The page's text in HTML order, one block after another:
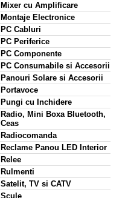
Mixer cu Amplificare
Montaje Electronice
PC Cabluri
PC Periferice
PC Componente
PC Consumabile si Accesorii
Panouri Solare si Accesorii
Portavoce
Pungi cu Inchidere
Radio, Mini Boxa Bluetooth,
Ceas
Radiocomanda
Reclame Panou LED Interior
Relee
Rulmenti
Satelit, TV si CATV
Scule